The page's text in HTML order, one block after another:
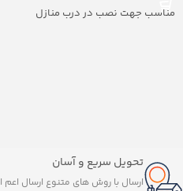
مناسب جهت نصب در درب منازل
تحویل سریع و آسان
ارسال با روش های متنوع ارسال اعم